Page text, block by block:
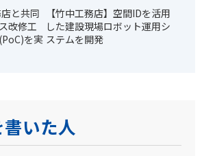
店と共同
改修工
を実
【竹中工務店】空間IDを活用
した建設現場ロボット運用シ
ステムを開発
いた人